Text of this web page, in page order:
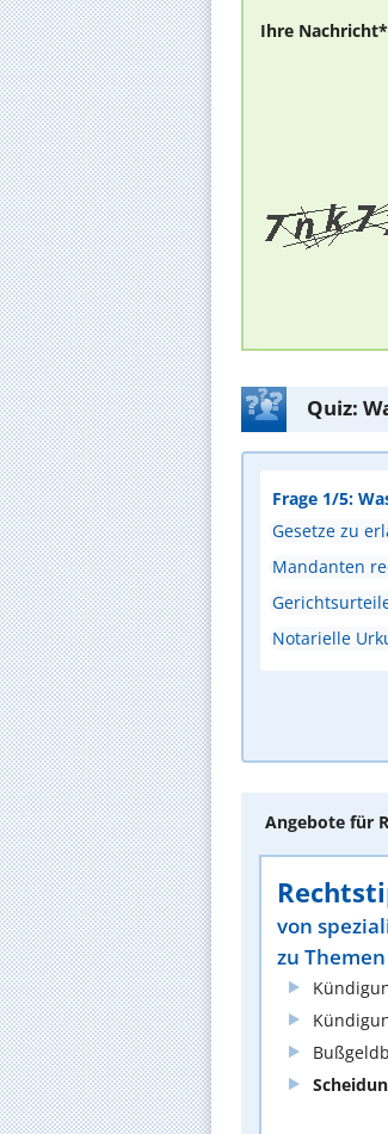
Ihre Nachricht*
Quiz:
Frage 1/5:
Gesetze zu
Mandanten
Notarielle
Angebote für
von
zu